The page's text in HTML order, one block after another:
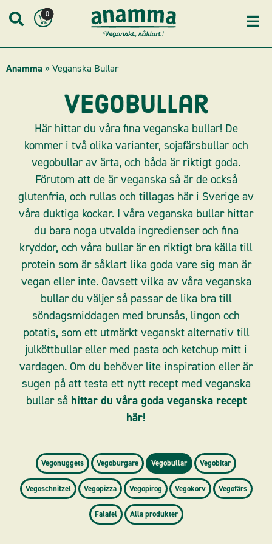
Skip
0
Anamma »Veganska Bullar
Vegobullar
Här hittar du våra fina veganska bullar! De
kommer i två olika varianter, sojafärsbullar och
vegobullar av ärta, och båda är riktigt goda.
Förutom att de är veganska så är de också
glutenfria, och rullas och tillagas här i Sverige av
våra duktiga kockar. I våra veganska bullar hittar
du bara noga utvalda ingredienser och fina
kryddor, och våra bullar är en riktigt bra källa till
protein som är såklart lika goda vare sig man är
vegan eller inte. Oavsett vilka av våra veganska
bullar du väljer så passar de lika bra till
söndagsmiddagen med brunsås, lingon och
potatis, som ett utmärkt veganskt alternativ till
julköttbullar eller med pasta och ketchup mitt i
vardagen. Om du behöver lite inspiration eller är
sugen på att testa ett nytt recept med veganska
bullar så hittar du våra goda veganska recept
här!
Vegonuggets Vegoburgare Vegobullar Vegobitar
Vegoschnitzel Vegopizza Vegopirog Vegokorv Vegofärs
Falafel Alla produkter